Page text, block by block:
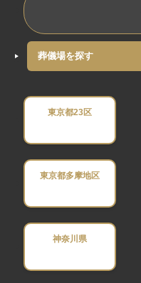
葬儀場を探す
東京都23区
東京都多摩地区
神奈川県